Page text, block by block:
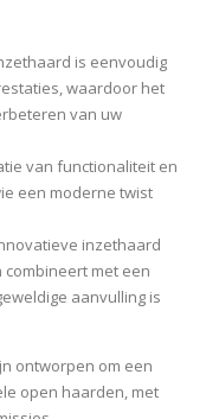
is eenvoudig
waardoor het
van uw
van functionaliteit en
een moderne twist
inzethaard
met een
aanvulling is
ontworpen om een
open haarden, met